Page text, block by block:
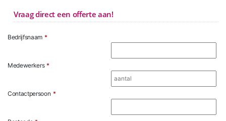
Vraag direct een offerte aan!
Bedrijfsnaam *
Medewerkers *
Contactpersoon *